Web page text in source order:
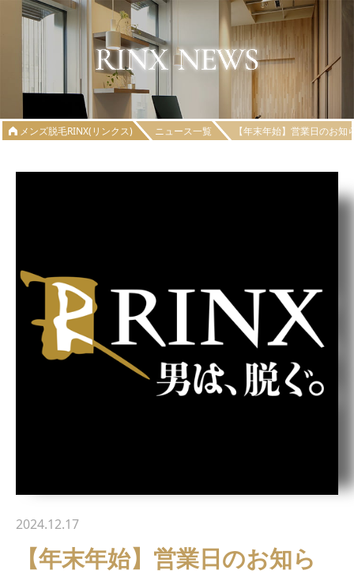
メンズ脱毛RINX(リンクス) ニュース一覧 【年末年始】営業日のお知
2024.12.17
【年末年始】営業日のお知ら